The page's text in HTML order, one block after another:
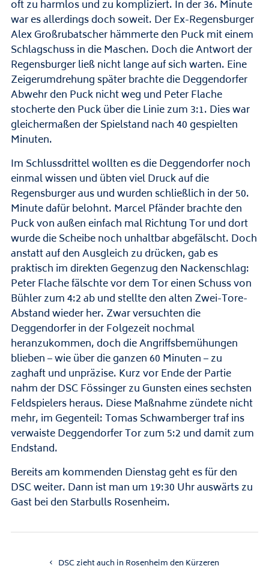
oft zu harmlos und zu kompliziert. In der 36. Minute
war es allerdings doch soweit. Der Ex-Regensburger
Alex Großrubatscher hämmerte den Puck mit einem
Schlagschuss in die Maschen. Doch die Antwort der
Regensburger ließ nicht lange auf sich warten. Eine
Zeigerumdrehung später brachte die Deggendorfer
Abwehr den Puck nicht weg und Peter Flache
stocherte den Puck über die Linie zum 3:1. Dies war
gleichermaßen der Spielstand nach 40 gespielten
Minuten.
Im Schlussdrittel wollten es die Deggendorfer noch
einmal wissen und übten viel Druck auf die
Regensburger aus und wurden schließlich in der 50.
Minute dafür belohnt. Marcel Pfänder brachte den
Puck von außen einfach mal Richtung Tor und dort
wurde die Scheibe noch unhaltbar abgefälscht. Doch
anstatt auf den Ausgleich zu drücken, gab es
praktisch im direkten Gegenzug den Nackenschlag:
Peter Flache fälschte vor dem Tor einen Schuss von
Bühler zum 4:2 ab und stellte den alten Zwei-Tore-
Abstand wieder her. Zwar versuchten die
Deggendorfer in der Folgezeit nochmal
heranzukommen, doch die Angriffsbemühungen
blieben – wie über die ganzen 60 Minuten – zu
zaghaft und unpräzise. Kurz vor Ende der Partie
nahm der DSC Fössinger zu Gunsten eines sechsten
Feldspielers heraus. Diese Maßnahme zündete nicht
mehr, im Gegenteil: Tomas Schwamberger traf ins
verwaiste Deggendorfer Tor zum 5:2 und damit zum
Endstand.
Bereits am kommenden Dienstag geht es für den
DSC weiter. Dann ist man um 19:30 Uhr auswärts zu
Gast bei den Starbulls Rosenheim.
DSC zieht auch in Rosenheim den Kürzeren